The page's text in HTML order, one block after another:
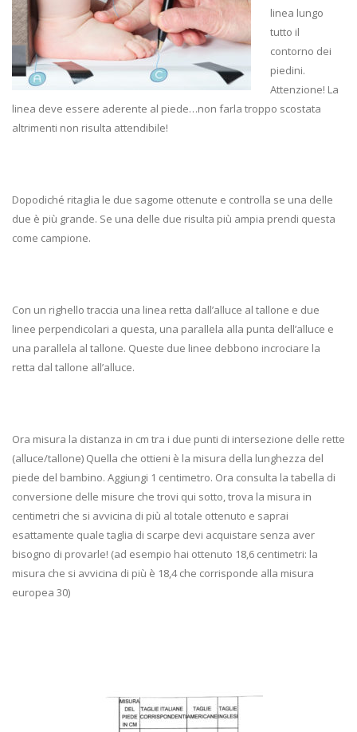
linea lungo
tutto il
contorno dei
piedini.
Attenzione! La
linea deve essere aderente al piede…non farla troppo scostata
altrimenti non risulta attendibile!
Dopodiché ritaglia le due sagome ottenute e controlla se una delle
due è più grande. Se una delle due risulta più ampia prendi questa
come campione.
Con un righello traccia una linea retta dall’alluce al tallone e due
linee perpendicolari a questa, una parallela alla punta dell’alluce e
una parallela al tallone. Queste due linee debbono incrociare la
retta dal tallone all’alluce.
Ora misura la distanza in cm tra i due punti di intersezione delle rette
(alluce/tallone) Quella che ottieni è la misura della lunghezza del
piede del bambino. Aggiungi 1 centimetro. Ora consulta la tabella di
conversione delle misure che trovi qui sotto, trova la misura in
centimetri che si avvicina di più al totale ottenuto e saprai
esattamente quale taglia di scarpe devi acquistare senza aver
bisogno di provarle! (ad esempio hai ottenuto 18,6 centimetri: la
misura che si avvicina di più è 18,4 che corrisponde alla misura
europea 30)